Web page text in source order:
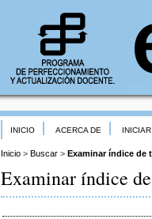
INICIO ACERCA DE
Inicio > Buscar > Examinar índice de
Examinar índice